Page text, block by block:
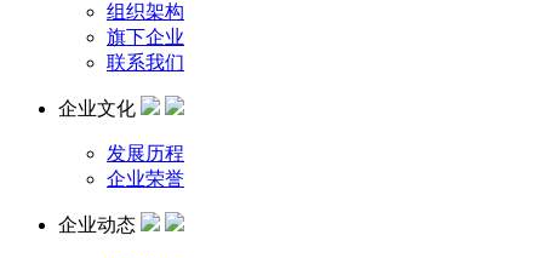
组织架构
旗下企业
联系我们
企业文化
发展历程
企业荣誉
企业动态